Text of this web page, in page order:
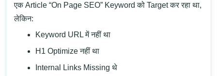
एक Article “On Page SEO” Keyword को Target कर रहा था,
लेकिन:
Keyword URL में नहीं था
H1 Optimize नहीं था
Internal Links Missing थे